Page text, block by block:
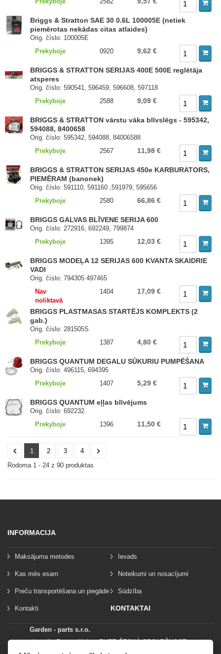
Briggs & Stratton SAE 30 0.6L 100005E (netiek
piemērotas nekādas citas atlaides)
Orig. číslo: 100005E
Prekyboje
0920 9,62 €
BRIGGS & STRATTON SERIJAS 400E 500E reglētāja
atsperes
Orig. číslo: 590541, 596459, 596608, 597118
Prekyboje
2588 9,09 €
BRIGGS & STRATTON vārstu vāka blīvslēgs - 595342,
594088, 8400658
Orig. číslo: 595342, 594088, 84006588
Prekyboje
2567 11,98 €
BRIGGS & STRATTON SERIJAS 450e KARBURATORS,
PIEMĒRAM (banonek)
Orig. číslo: 591110, 591160 ,591979, 595656
Prekyboje
2580 66,86 €
BRIGGS GALVAS BLĪVENE SERIJA 600
Orig. číslo: 272916, 692249, 799874
Prekyboje
1395 12,03 €
BRIGGS MODEĻA 12 SERIJAS 600 KVANTA SKAIDRIE
VADI
Orig. číslo: 794305 497465
Nav
noliktavā
1404 17,09 €
BRIGGS PLASTMASAS STARTĒJS KOMPLEKTS (2
gab.)
Orig. číslo: 281505S
Prekyboje
1387 4,80 €
BRIGGS QUANTUM DEGALU SŪKURIU PUMPĒŠANA
Orig. číslo: 496115, 694395
Prekyboje
1407 5,29 €
BRIGGS QUANTUM eļļas blīvējums
Orig. číslo: 692232
Prekyboje
1396 11,50 €
1 2 3
4
Rodoma 1 - 24 z 90 produktas
INFORMACIJA
Maksājuma metodes Ievads
Kas mēs esam Noteikumi un nosacījumi
Preču transportēšana un piegāde Sūdzība
Kontakti KONTAKTAI
Garden - parts s.r.o.
vlastník: Roman Kylar - RYZE ČESKÁ SPOLEČNOST